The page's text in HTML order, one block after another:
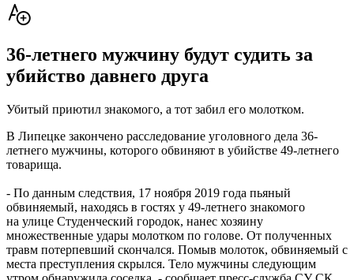
36-летнего мужчину будут судить за
убийство давнего друга
Убитый приютил знакомого, а тот забил его молотком.
В Липецке закончено расследование уголовного дела 36-
летнего мужчины, которого обвиняют в убийстве 49-летнего
товарища.
- По данным следствия, 17 ноября 2019 года пьяный
обвиняемый, находясь в гостях у 49-летнего знакомого
на улице Студенческий городок, нанес хозяину
множественные удары молотком по голове. От полученных
травм потерпевший скончался. Помыв молоток, обвиняемый с
места преступления скрылся. Тело мужчины следующим